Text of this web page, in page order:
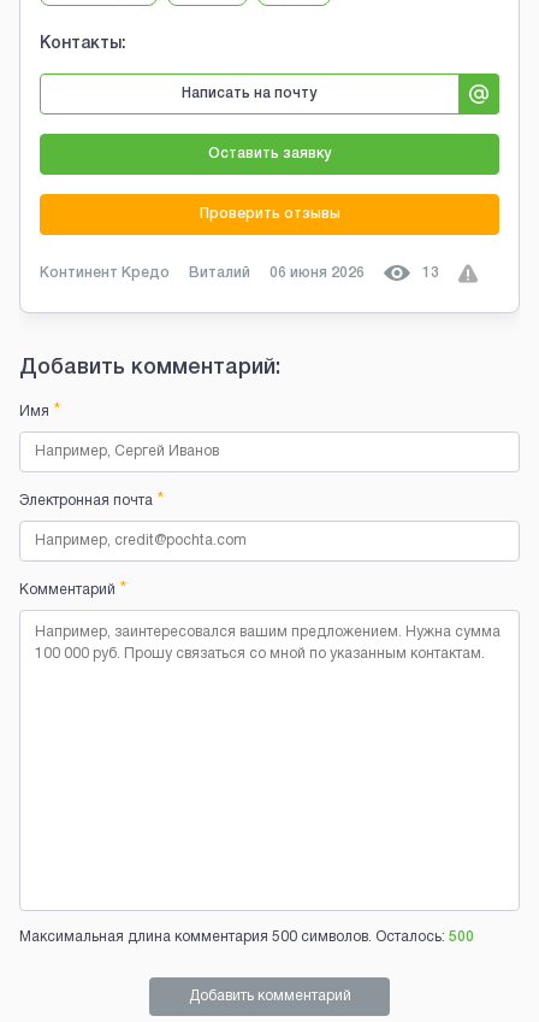
Контакты:
Написать на почту
Оставить заявку
Проверить отзывы
Континент Кредо Виталий 06 июня 2026 13
Добавить комментарий:
Имя *
Электронная почта *
Комментарий *
Максимальная длина комментария 500 символов. Осталось: 500
Добавить комментарий